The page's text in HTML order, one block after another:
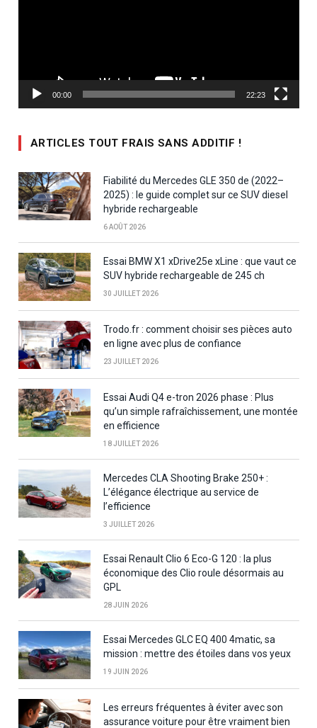
00:00 22:23
ARTICLES TOUT FRAIS SANS ADDITIF !
Fiabilité du Mercedes GLE 350 de (2022–
2025) : le guide complet sur ce SUV diesel
hybride rechargeable
6 AOÛT 2026
Essai BMW X1 xDrive25e xLine : que vaut ce
SUV hybride rechargeable de 245 ch
30 JUILLET 2026
Trodo.fr : comment choisir ses pièces auto
en ligne avec plus de confiance
23 JUILLET 2026
Essai Audi Q4 e-tron 2026 phase : Plus
qu’un simple rafraîchissement, une montée
en efficience
18 JUILLET 2026
Mercedes CLA Shooting Brake 250+ :
L’élégance électrique au service de
l’efficience
3 JUILLET 2026
Essai Renault Clio 6 Eco-G 120 : la plus
économique des Clio roule désormais au
GPL
28 JUIN 2026
Essai Mercedes GLC EQ 400 4matic, sa
mission : mettre des étoiles dans vos yeux
19 JUIN 2026
Les erreurs fréquentes à éviter avec son
assurance voiture pour être vraiment bien